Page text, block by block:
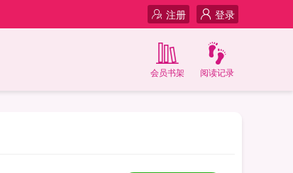
登录
注册
阅读记录
会员书架